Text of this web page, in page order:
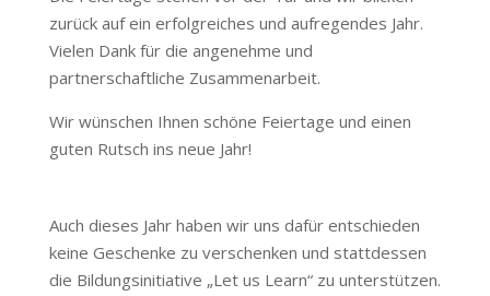
zurück auf ein erfolgreiches und aufregendes Jahr.
Vielen Dank für die angenehme und
partnerschaftliche Zusammenarbeit.
Wir wünschen Ihnen schöne Feiertage und einen
guten Rutsch ins neue Jahr!
Auch dieses Jahr haben wir uns dafür entschieden
keine Geschenke zu verschenken und stattdessen
die Bildungsinitiative „Let us Learn“ zu unterstützen.